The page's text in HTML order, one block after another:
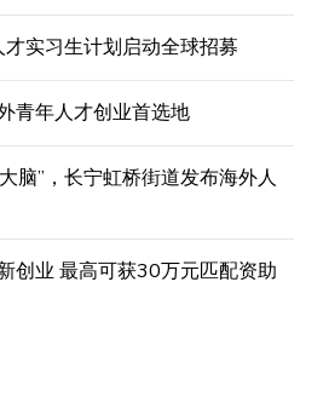
实习生计划启动全球招募
青年人才创业首选地
脑”，长宁虹桥街道发布海外人
创业 最高可获30万元匹配资助